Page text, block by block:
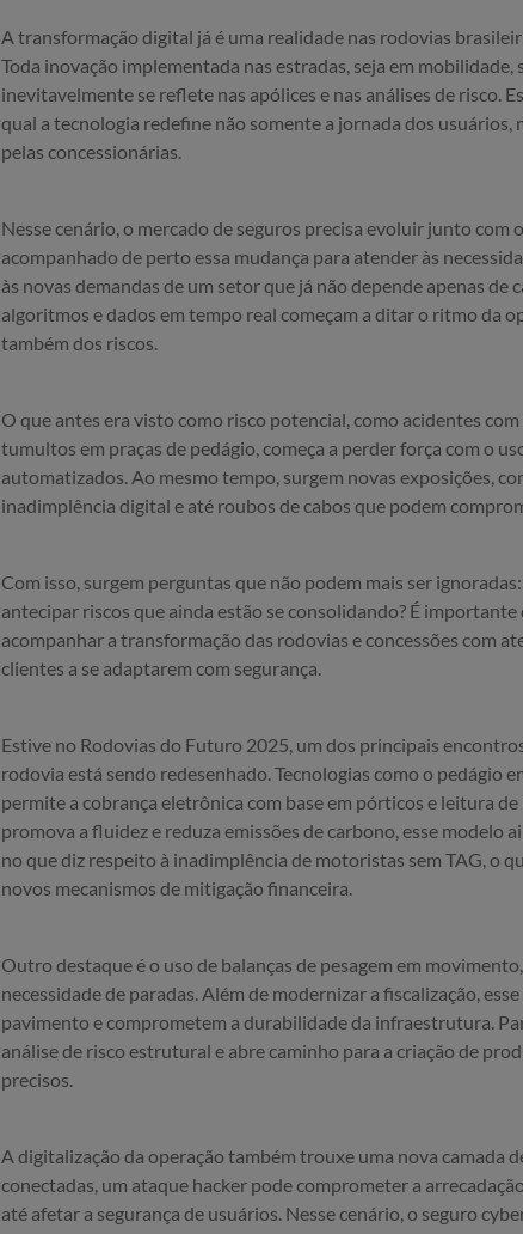
A transformação digital já é uma realidade nas rodovias
Toda inovação implementada nas estradas, seja em
inevitavelmente se reflete nas apólices e nas análises de risco.
qual a tecnologia redefine não somente a jornada dos
pelas concessionárias.
Nesse cenário, o mercado de seguros precisa evoluir junto
acompanhado de perto essa mudança para atender às
às novas demandas de um setor que já não depende apenas de
algoritmos e dados em tempo real começam a ditar o ritmo da
também dos riscos.
O que antes era visto como risco potencial, como acidentes
tumultos em praças de pedágio, começa a perder força com o
automatizados. Ao mesmo tempo, surgem novas exposições,
inadimplência digital e até roubos de cabos que podem
Com isso, surgem perguntas que não podem mais ser
antecipar riscos que ainda estão se consolidando? É
acompanhar a transformação das rodovias e concessões com
clientes a se adaptarem com segurança.
Estive no Rodovias do Futuro 2025, um dos principais
rodovia está sendo redesenhado. Tecnologias como o pedágio
permite a cobrança eletrônica com base em pórticos e leitura
promova a fluidez e reduza emissões de carbono, esse modelo
no que diz respeito à inadimplência de motoristas sem TAG, o
novos mecanismos de mitigação financeira.
Outro destaque é o uso de balanças de pesagem em
necessidade de paradas. Além de modernizar a fiscalização,
pavimento e comprometem a durabilidade da infraestrutura.
análise de risco estrutural e abre caminho para a criação de
precisos.
A digitalização da operação também trouxe uma nova camada
conectadas, um ataque hacker pode comprometer a
até afetar a segurança de usuários. Nesse cenário, o seguro